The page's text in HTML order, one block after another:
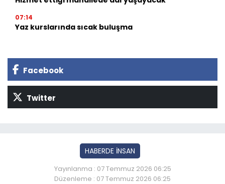
07:14
Yaz kurslarında sıcak buluşma
Facebook
Twitter
HABERDE İNSAN
Yayınlanma : 07 Temmuz 2026 06:25
Düzenleme : 07 Temmuz 2026 06:25